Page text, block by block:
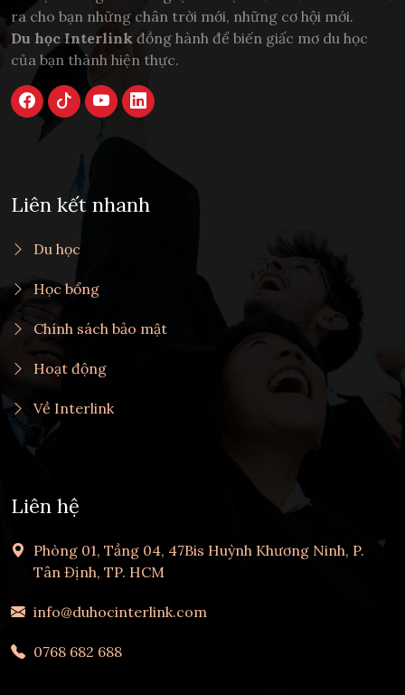
ra cho bạn những chân trời mới, những cơ hội mới.
Du học Interlink đồng hành để biến giấc mơ du học
của bạn thành hiện thực.
Liên kết nhanh
Du học
Học bổng
Chính sách bảo mật
Hoạt động
Về Interlink
Liên hệ
Phòng 01, Tầng 04, 47Bis Huỳnh Khương Ninh, P.
Tân Định, TP. HCM
info@duhocinterlink.com
0768 682 688